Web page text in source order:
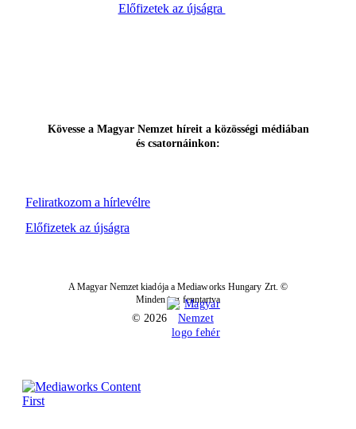
Előfizetek az újságra
Feliratkozom a hírlevélre
Kövesse a Magyar Nemzet híreit a közösségi médiában
és csatornáinkon:
Előfizetek az újságra
A Magyar Nemzet kiadója a Mediaworks Hungary Zrt. ©
Minden jog fenntartva
© 2026